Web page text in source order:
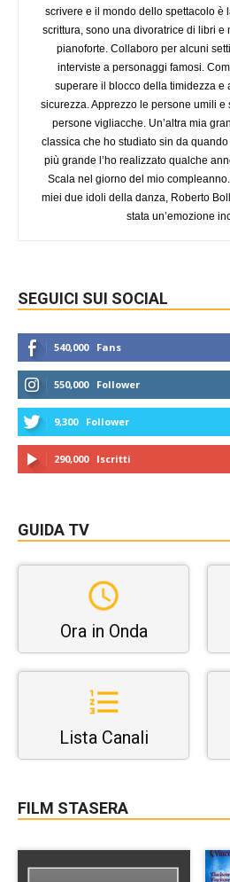
scrivere e il mondo dello spettacolo è
scrittura, sono una divoratrice di libri e
pianoforte. Collaboro per alcuni
interviste a personaggi famosi.
superare il blocco della timidezza e
sicurezza. Apprezzo le persone umili e
persone vigliacche. Un’altra mia
classica che ho studiato sin da
più grande l’ho realizzato qualche
Scala nel giorno del mio
miei due idoli della danza, Roberto
stata un’emozione
SEGUICI SUI SOCIAL
540,000 Fans
550,000 Follower
9,300 Follower
290,000 Iscritti
GUIDA TV
Ora in Onda
Lista Canali
FILM STASERA